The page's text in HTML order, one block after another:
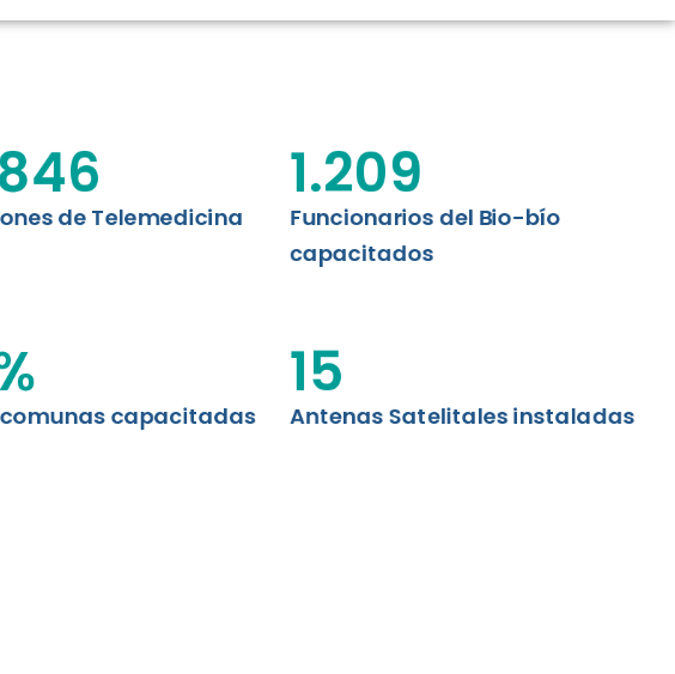
I+D+I+E
de Telemedicina
Funcionarios del Bio-bío
capacitados
1.209
capacitadas Antenas Satelitales instaladas
15